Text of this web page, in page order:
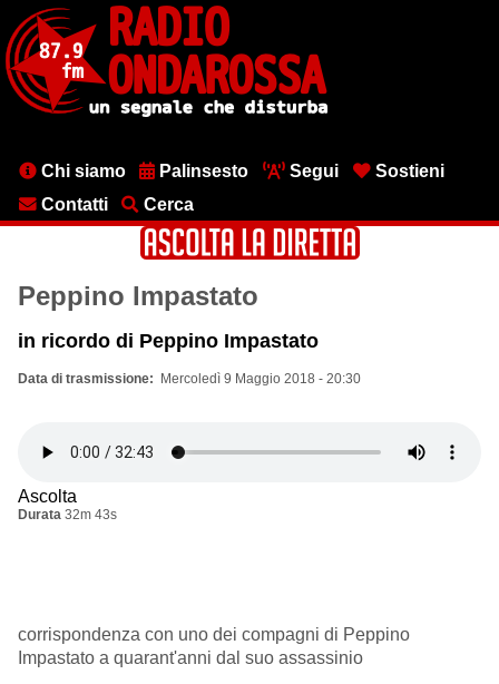
contenuto
principale
MenuChi siamo Palinsesto Segui
Sostieni
Contatti
Cerca
Peppino Impastato
in ricordo di Peppino Impastato
Data di trasmissione Mercoledì 9 Maggio 2018 - 20:30
Ascolta
Durata 32m 43s
corrispondenza con uno dei compagni di Peppino
Impastato a quarant'anni dal suo assassinio